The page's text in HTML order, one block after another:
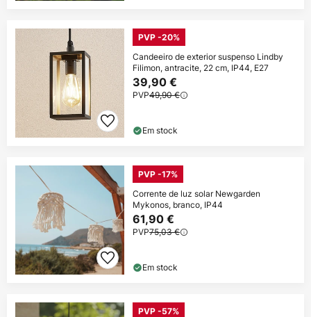
PVP -20%
Candeeiro de exterior suspenso Lindby
Filimon, antracite, 22 cm, IP44, E27
39,90 €
PVP49,90 €
Em stock
PVP -17%
Corrente de luz solar Newgarden
Mykonos, branco, IP44
61,90 €
PVP75,03 €
Em stock
PVP -57%